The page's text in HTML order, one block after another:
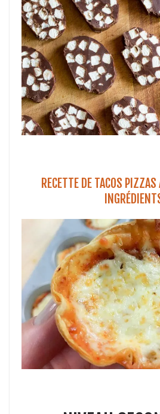
RECETTE DE TACOS